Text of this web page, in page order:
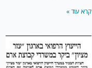
קרא עוד »